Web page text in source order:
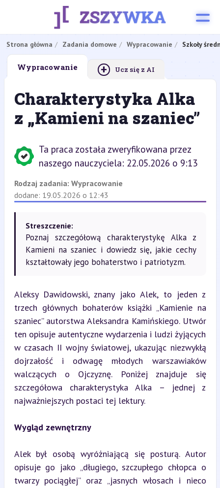
Strona główna Zadania domowe Wypracowanie Szkoły
Wypracowanie + Ucz się z AI
Charakterystyka Alka
z „Kamieni na szaniec”
Ta praca została zweryfikowana przez
naszego nauczyciela: 22.05.2026 o 9:13
Rodzaj zadania: Wypracowanie
dodane: 19.05.2026 o 12:43
Streszczenie:
Poznaj szczegółową charakterystykę Alka z
Kamieni na szaniec i dowiedz się, jakie cechy
kształtowały jego bohaterstwo i patriotyzm.
Aleksy Dawidowski, znany jako Alek, to jeden z
trzech głównych bohaterów książki „Kamienie na
szaniec” autorstwa Aleksandra Kamińskiego. Utwór
ten opisuje autentyczne wydarzenia i ludzi żyjących
w czasach II wojny światowej, ukazując niezwykłą
dojrzałość i odwagę młodych warszawiaków
walczących o Ojczyznę. Poniżej znajduje się
szczegółowa charakterystyka Alka – jednej z
najważniejszych postaci tej lektury.
Wygląd zewnętrzny
Alek był osobą wyróżniającą się posturą. Autor
opisuje go jako „długiego, szczupłego chłopca o
twarzy pociągłej” oraz „jasnych włosach i nieco